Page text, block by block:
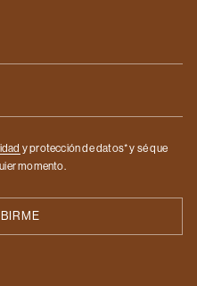
y protección de datos* y sé que
momento.